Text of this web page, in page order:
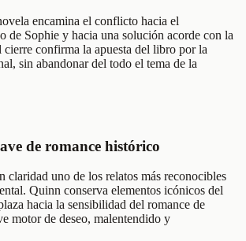
encamina el conflicto hacia el
de Sophie y hacia una solución acorde con la
confirma la apuesta del libro por la
sin abandonar del todo el tema de la
de romance histórico
claridad uno de los relatos más reconocibles
Quinn conserva elementos icónicos del
hacia la sensibilidad del romance de
motor de deseo, malentendido y